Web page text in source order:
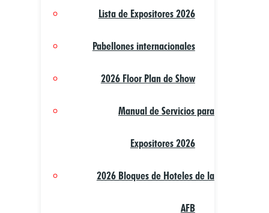
Lista de Expositores 2026
Pabellones internacionales
2026 Floor Plan de Show
Manual de Servicios para
Expositores 2026
2026 Bloques de Hoteles de la
AFB